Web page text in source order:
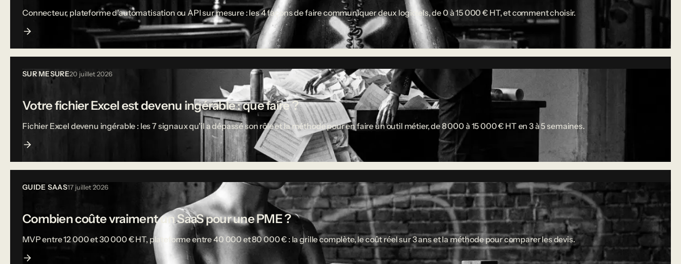
Connecteur, plateforme d'automatisation ou API sur mesure : les 4 façons de faire communiquer deux logiciels, de 0 à 15 000 € HT, et comment choisir.
SUR MESURE20 juillet 2026
Votre fichier Excel est devenu ingérable : que faire ?
Fichier Excel devenu ingérable : les 7 signaux qu'il a dépassé son rôle et la méthode pour en faire un outil métier, de 8 000 à 15 000 € HT en 3 à 5 semaines.
GUIDE SAAS17 juillet 2026
Combien coûte vraiment un SaaS pour une PME ?
MVP entre 12 000 et 30 000 € HT, plateforme entre 40 000 et 80 000 € : la grille complète, le coût réel sur 3 ans et la méthode pour comparer les devis.